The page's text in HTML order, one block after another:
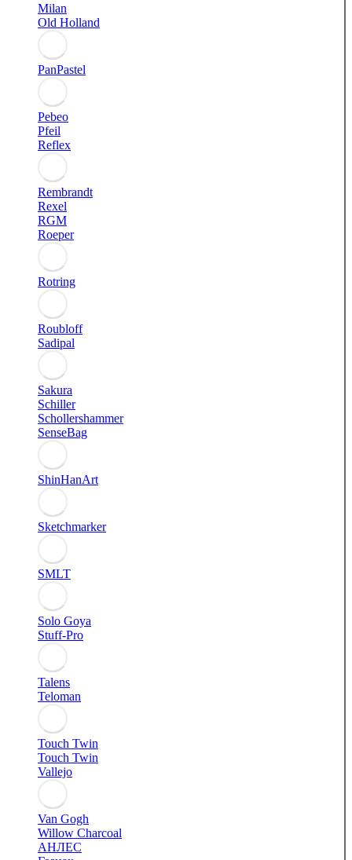
Milan
Old Holland
PanPastel
Pebeo
Pfeil
Reflex
Rembrandt
Rexel
RGM
Roeper
Rotring
Roubloff
Sadipal
Sakura
Schiller
Schollershammer
SenseBag
ShinHanArt
Sketchmarker
SMLT
Solo Goya
Stuff-Pro
Talens
Teloman
Touch Twin
Touch Twin
Vallejo
Van Gogh
Willow Charcoal
АНЛЕС